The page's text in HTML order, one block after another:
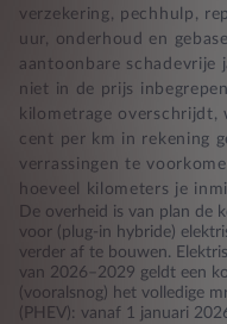
verzekering, pechhulp,
uur, onderhoud en
aantoonbare schadevrije
niet in de prijs
kilometrage
cent per km in rekening
verrassingen te
hoeveel kilometers je
De overheid is van plan de
voor (plug-in hybride)
verder af te bouwen.
van 2026–2029 geldt een
(vooralsnog) het volledige
(PHEV): vanaf 1 januari